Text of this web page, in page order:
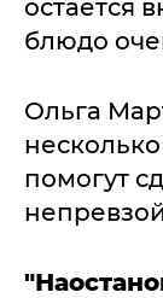
остается
блюдо
Ольга
помогут